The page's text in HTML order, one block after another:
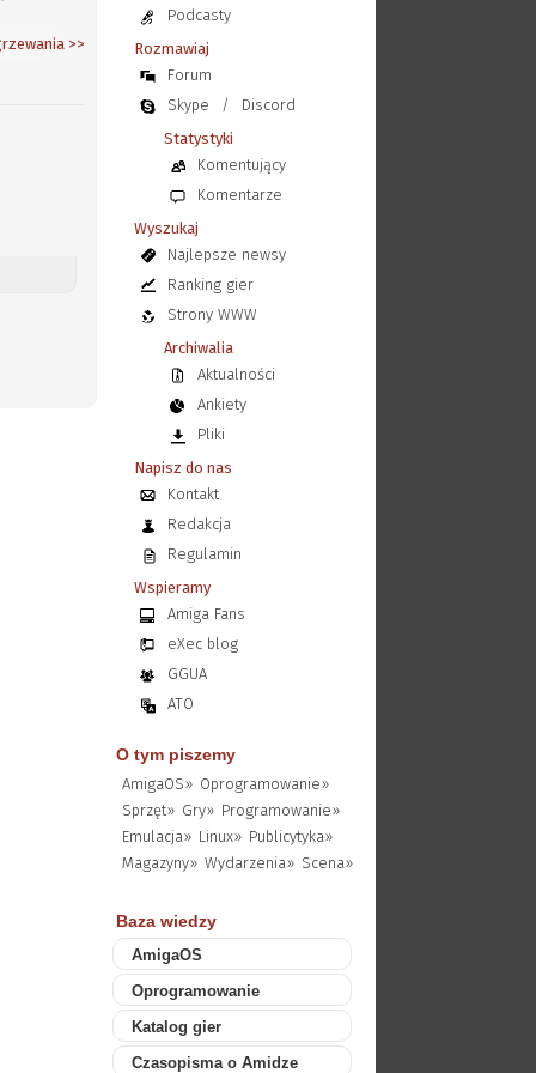
>>
Podcasty
Rozmawiaj
Forum
Skype
/
Discord
Statystyki
Komentujący
Komentarze
Wyszukaj
Najlepsze newsy
Ranking gier
Strony WWW
Archiwalia
Aktualności
Ankiety
Pliki
Napisz do nas
Kontakt
Redakcja
Regulamin
Wspieramy
Amiga Fans
eXec blog
GGUA
ATO
O tym piszemy
AmigaOS» Oprogramowanie»
Sprzęt» Gry» Programowanie»
Emulacja» Linux» Publicytyka»
Magazyny» Wydarzenia» Scena»
Baza wiedzy
AmigaOS
Oprogramowanie
Katalog gier
Czasopisma o Amidze